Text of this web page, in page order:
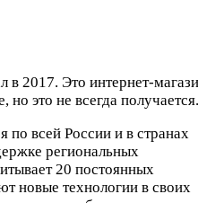
в 2017. Это интернет-
но это не всегда
по всей России и в странах
региональных
20 постоянных
новые технологии в своих